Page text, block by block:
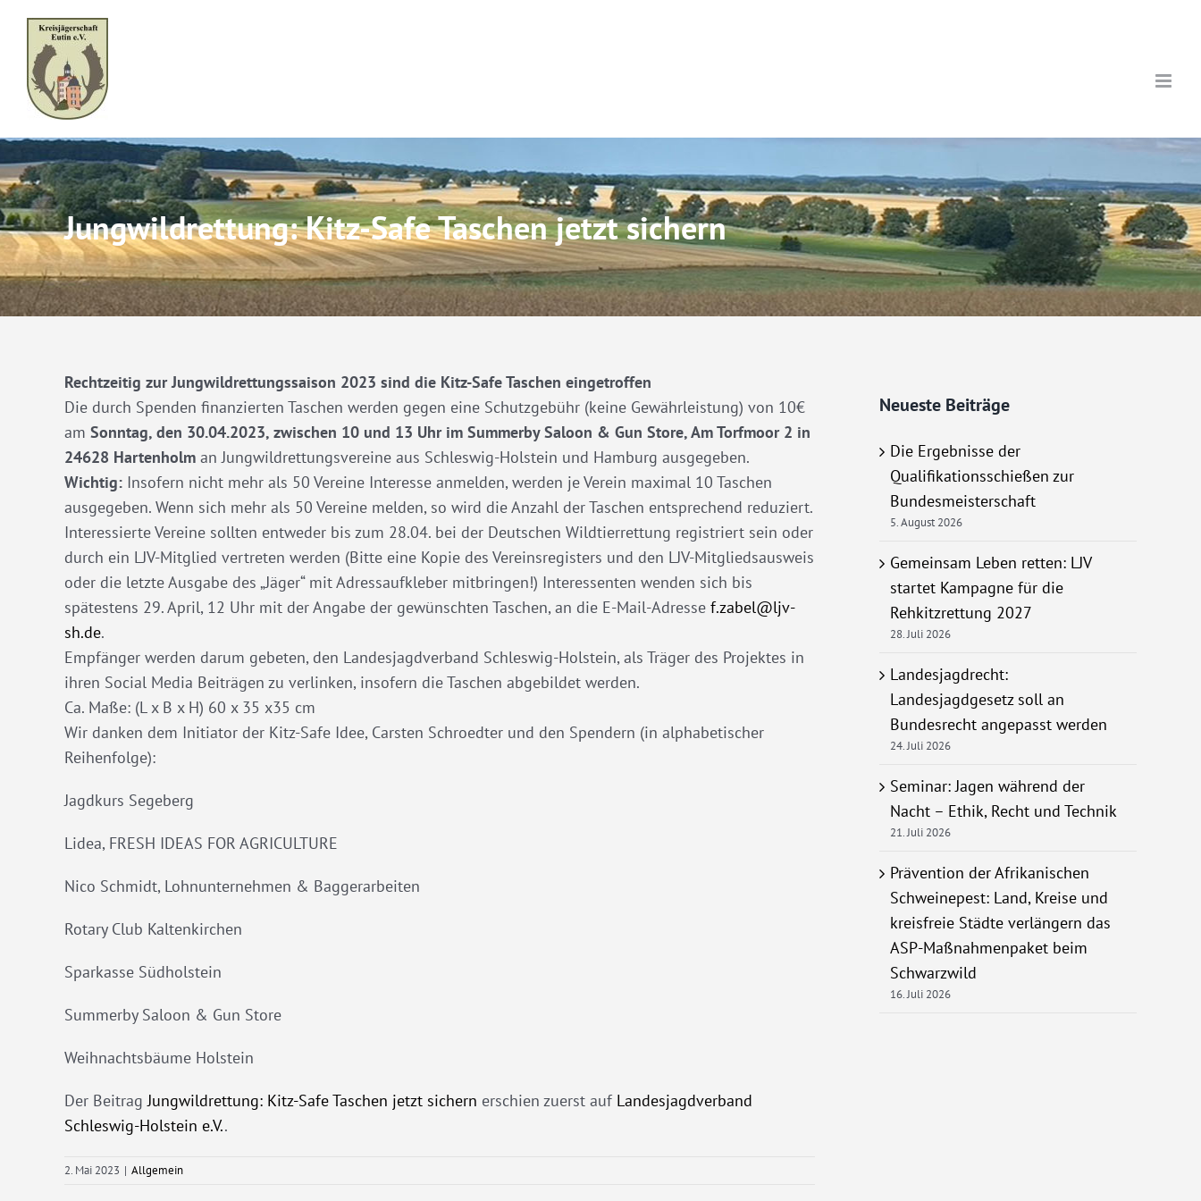
content
Jungwildrettung: Kitz-Safe Taschen jetzt sichern
Rechtzeitig zur Jungwildrettungssaison 2023 sind die Kitz-Safe Taschen eingetroffen
Die durch Spenden finanzierten Taschen werden gegen eine Schutzgebühr (keine Gewährleistung) von 10€
am Sonntag, den 30.04.2023, zwischen 10 und 13 Uhr im Summerby Saloon & Gun Store, Am Torfmoor 2 in
24628 Hartenholm an Jungwildrettungsvereine aus Schleswig-Holstein und Hamburg ausgegeben.
Wichtig: Insofern nicht mehr als 50 Vereine Interesse anmelden, werden je Verein maximal 10 Taschen
ausgegeben. Wenn sich mehr als 50 Vereine melden, so wird die Anzahl der Taschen entsprechend reduziert.
Interessierte Vereine sollten entweder bis zum 28.04. bei der Deutschen Wildtierrettung registriert sein oder
durch ein LJV-Mitglied vertreten werden (Bitte eine Kopie des Vereinsregisters und den LJV-Mitgliedsausweis
oder die letzte Ausgabe des „Jäger“ mit Adressaufkleber mitbringen!) Interessenten wenden sich bis
spätestens 29. April, 12 Uhr mit der Angabe der gewünschten Taschen, an die E-Mail-Adresse f.zabel@ljv-
sh.de.
Empfänger werden darum gebeten, den Landesjagdverband Schleswig-Holstein, als Träger des Projektes in
ihren Social Media Beiträgen zu verlinken, insofern die Taschen abgebildet werden.
Ca. Maße: (L x B x H) 60 x 35 x35 cm
Wir danken dem Initiator der Kitz-Safe Idee, Carsten Schroedter und den Spendern (in alphabetischer
Reihenfolge):
Jagdkurs Segeberg
Lidea, FRESH IDEAS FOR AGRICULTURE
Nico Schmidt, Lohnunternehmen & Baggerarbeiten
Rotary Club Kaltenkirchen
Sparkasse Südholstein
Summerby Saloon & Gun Store
Weihnachtsbäume Holstein
Der BeitragJungwildrettung: Kitz-Safe Taschen jetzt sichern erschien zuerst auf Landesjagdverband
Schleswig-Holstein e.V..
2. Mai 2023 | Allgemein
Neueste Beiträge
Die Ergebnisse der
Qualifikationsschießen zur
Bundesmeisterschaft
5. August 2026
Gemeinsam Leben retten: LJV
startet Kampagne für die
Rehkitzrettung 2027
28. Juli 2026
Landesjagdrecht:
Landesjagdgesetz soll an
Bundesrecht angepasst werden
24. Juli 2026
Seminar: Jagen während der
Nacht – Ethik, Recht und Technik
21. Juli 2026
Prävention der Afrikanischen
Schweinepest: Land, Kreise und
kreisfreie Städte verlängern das
ASP-Maßnahmenpaket beim
Schwarzwild
16. Juli 2026